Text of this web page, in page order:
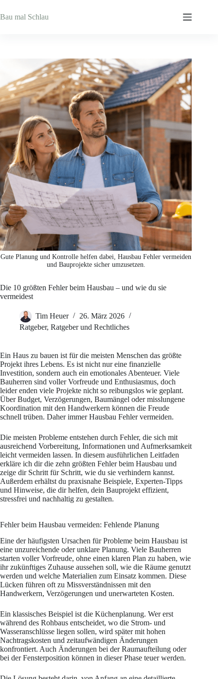
Inhalt
springen
Bau mal Schlau
Gute Planung und Kontrolle helfen dabei, Hausbau Fehler vermeiden
und Bauprojekte sicher umzusetzen.
Die 10 größten Fehler beim Hausbau – und wie du sie
vermeidest
Tim Heuer
26. März 2026
Ratgeber, Ratgeber und Rechtliches
Ein Haus zu bauen ist für die meisten Menschen das größte
Projekt ihres Lebens. Es ist nicht nur eine finanzielle
Investition, sondern auch ein emotionales Abenteuer. Viele
Bauherren sind voller Vorfreude und Enthusiasmus, doch
leider enden viele Projekte nicht so reibungslos wie geplant.
Über Budget, Verzögerungen, Baumängel oder misslungene
Koordination mit den Handwerkern können die Freude
schnell trüben. Daher immer Hausbau Fehler vermeiden.
Die meisten Probleme entstehen durch Fehler, die sich mit
ausreichend Vorbereitung, Informationen und Aufmerksamkeit
leicht vermeiden lassen. In diesem ausführlichen Leitfaden
erkläre ich dir die zehn größten Fehler beim Hausbau und
zeige dir Schritt für Schritt, wie du sie verhindern kannst.
Außerdem erhältst du praxisnahe Beispiele, Experten-Tipps
und Hinweise, die dir helfen, dein Bauprojekt effizient,
stressfrei und nachhaltig zu gestalten.
Fehler beim Hausbau vermeiden: Fehlende Planung
Eine der häufigsten Ursachen für Probleme beim Hausbau ist
eine unzureichende oder unklare Planung. Viele Bauherren
starten voller Vorfreude, ohne einen klaren Plan zu haben, wie
ihr zukünftiges Zuhause aussehen soll, wie die Räume genutzt
werden und welche Materialien zum Einsatz kommen. Diese
Lücken führen oft zu Missverständnissen mit den
Handwerkern, Verzögerungen und unerwarteten Kosten.
Ein klassisches Beispiel ist die Küchenplanung. Wer erst
während des Rohbaus entscheidet, wo die Strom- und
Wasseranschlüsse liegen sollen, wird später mit hohen
Nachtragskosten und zeitaufwändigen Änderungen
konfrontiert. Auch Änderungen bei der Raumaufteilung oder
bei der Fensterposition können in dieser Phase teuer werden.